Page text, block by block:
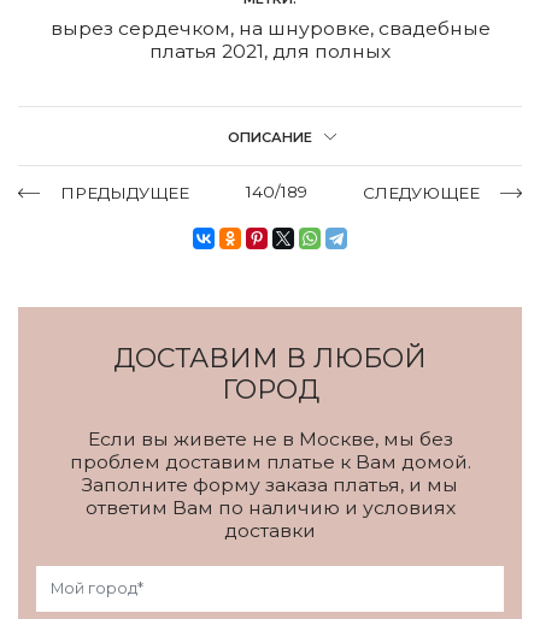
вырез сердечком, на шнуровке, свадебные
платья 2021, для полных
ОПИСАНИЕ
ПРЕДЫДУЩЕЕ 140/189 СЛЕДУЮЩЕЕ
ДОСТАВИМ В ЛЮБОЙ
ГОРОД
Если вы живете не в Москве, мы без
проблем доставим платье к Вам домой.
Заполните форму заказа платья, и мы
ответим Вам по наличию и условиях
доставки